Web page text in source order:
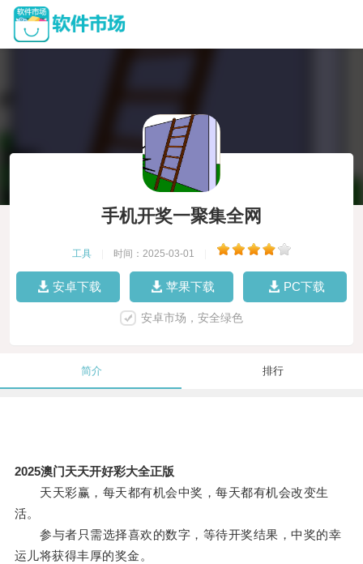
手机开奖一聚集全网
工具 时间：2025-03-01
安卓下载 苹果下载 PC下载
安卓市场，安全绿色
简介 排行
2025澳门天天开好彩大全正版
天天彩赢，每天都有机会中奖，每天都有机会改变生
活。
参与者只需选择喜欢的数字，等待开奖结果，中奖的幸
运儿将获得丰厚的奖金。